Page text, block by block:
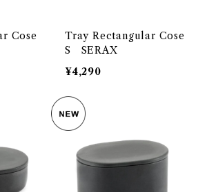
Cose
Tray Rectangular Cose
S SERAX
¥4,290